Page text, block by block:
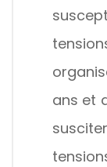
ans et